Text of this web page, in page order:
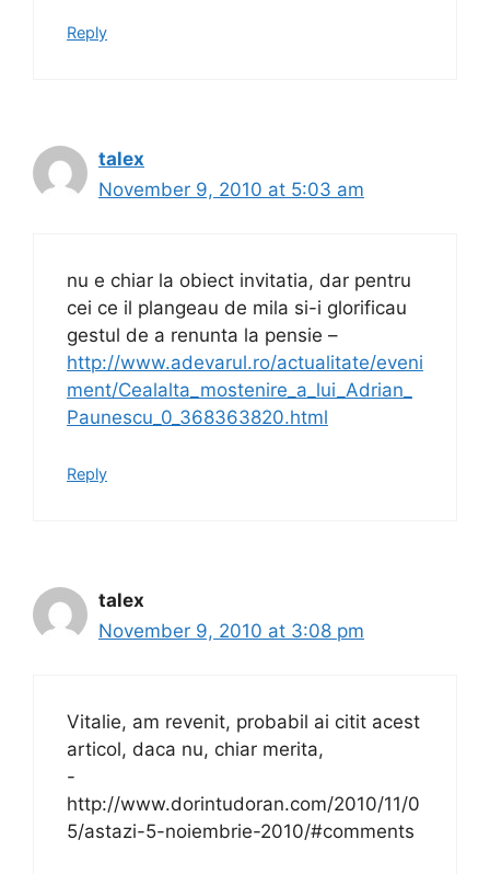
Reply
talex
November 9, 2010 at 5:03 am
nu e chiar la obiect invitatia, dar pentru
cei ce il plangeau de mila si-i glorificau
gestul de a renunta la pensie –
http://www.adevarul.ro/actualitate/eveni
ment/Cealalta_mostenire_a_lui_Adrian_
Paunescu_0_368363820.html
Reply
talex
November 9, 2010 at 3:08 pm
Vitalie, am revenit, probabil ai citit acest
articol, daca nu, chiar merita,
-
http://www.dorintudoran.com/2010/11/0
5/astazi-5-noiembrie-2010/#comments